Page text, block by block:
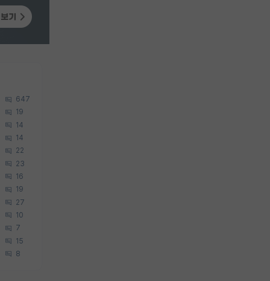
647
19
14
14
22
23
16
19
27
10
7
15
8